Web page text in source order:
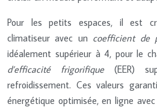
Pour les petits espaces, il est
climatiseur avec un coefficient de
idéalement supérieur à 4, pour le
d’efficacité frigorifique (EER)
refroidissement. Ces valeurs
énergétique optimisée, en ligne